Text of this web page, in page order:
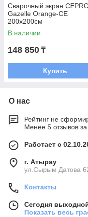
Сварочный экран
Gazelle Orange-CE
200х200см
В наличии
148 850 ₸
Купить
О нас
Рейтинг не
Менее 5 отзывов
Работает с
г. Атырау
ул.Сырым Датова
Контакты
Сегодня
Показать весь